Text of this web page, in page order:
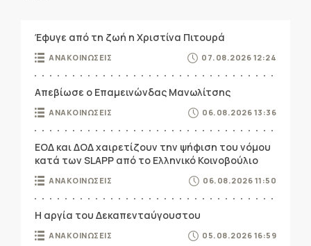
Έφυγε από τη ζωή η Χριστίνα Πιτουρά
ΑΝΑΚΟΙΝΩΣΕΙΣ 07.08.2026 12:24
Απεβίωσε ο Επαμεινώνδας Μανωλίτσης
ΑΝΑΚΟΙΝΩΣΕΙΣ 06.08.2026 13:36
ΕΟΔ και ΔΟΔ χαιρετίζουν την ψήφιση του νόμου
κατά των SLAPP από το Ελληνικό Κοινοβούλιο
ΑΝΑΚΟΙΝΩΣΕΙΣ 06.08.2026 11:50
Η αργία του Δεκαπενταύγουστου
ΑΝΑΚΟΙΝΩΣΕΙΣ 05.08.2026 16:59